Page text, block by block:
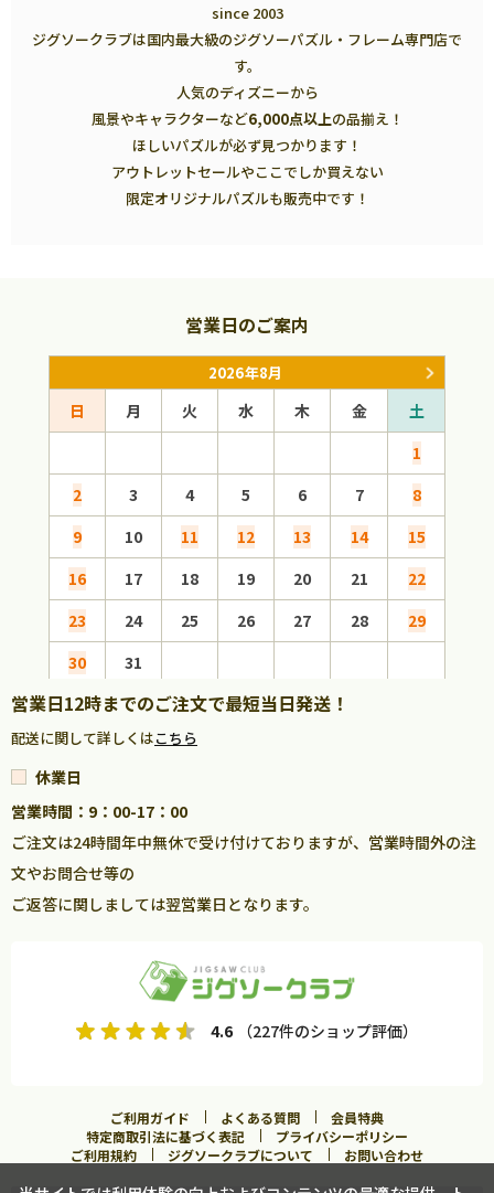
since 2003
ジグソークラブは国内最大級のジグソーパズル・フレーム専門店で
す。
人気のディズニーから
風景やキャラクターなど6,000点以上の品揃え！
ほしいパズルが必ず見つかります！
アウトレットセールやここでしか買えない
限定オリジナルパズルも販売中です！
営業日のご案内
2026年8月
日 月 火 水 木 金
土
1
2
3 4 5 6 7
8
9
10 11 12 13 14
15
16
17 18 19 20 21
22
23
24 25 26 27 28
29
30
31
営業日12時までのご注文で最短当日発送！
配送に関して詳しくはこちら
休業日
営業時間：9：00-17：00
ご注文は24時間年中無休で受け付けておりますが、営業時間外の注
文やお問合せ等の
ご返答に関しましては翌営業日となります。
4.6 （227件のショップ評価）
ご利用ガイド よくある質問
会員特典
特定商取引法に基づく表記
プライバシーポリシー
ご利用規約
ジグソークラブについて お問い合わせ